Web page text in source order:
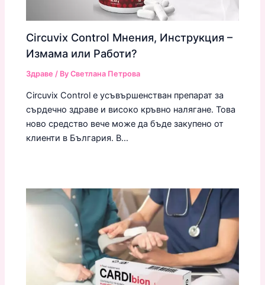
Circuvix Control Мнения, Инструкция –
Измама или Работи?
Здраве / ByСветлана Петрова
Circuvix Control е усъвършенстван препарат за
сърдечно здраве и високо кръвно налягане. Това
ново средство вече може да бъде закупено от
клиенти в България. В…